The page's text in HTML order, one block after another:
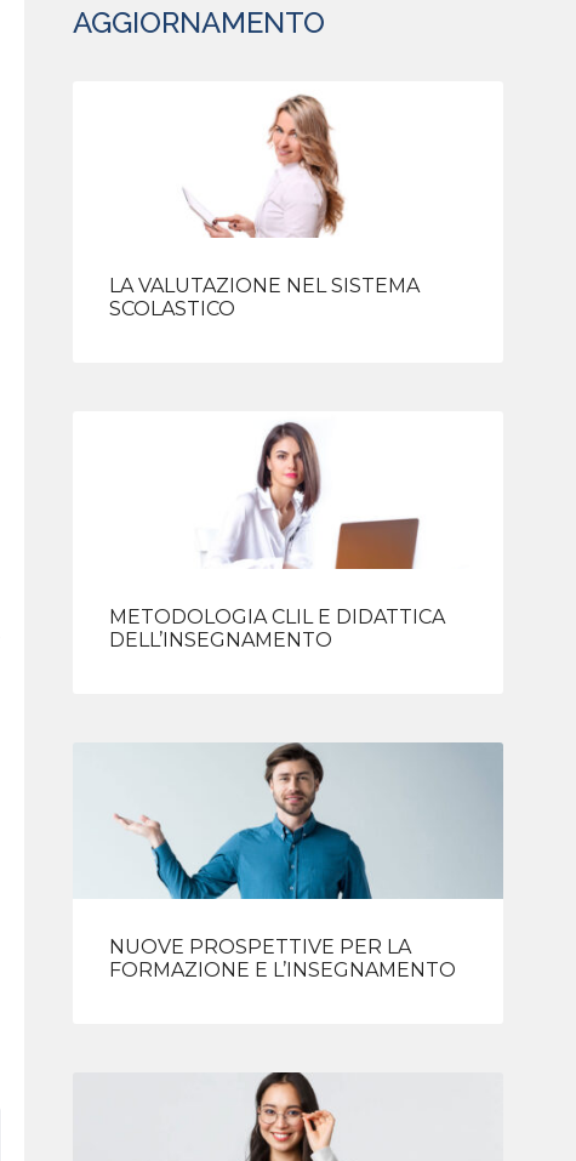
AGGIORNAMENTO
LA VALUTAZIONE NEL SISTEMA
SCOLASTICO
METODOLOGIA CLIL E DIDATTICA
DELL’INSEGNAMENTO
NUOVE PROSPETTIVE PER LA
FORMAZIONE E L’INSEGNAMENTO